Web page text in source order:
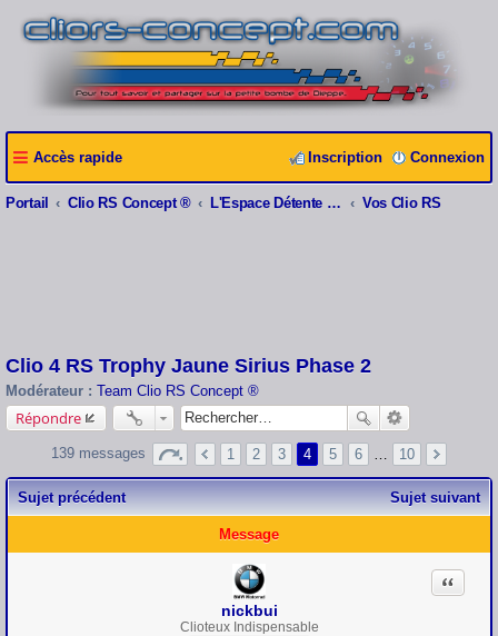
Accès rapide Connexion
Inscription
Portail Clio RS Concept ® L'Espace Détente Clio RS Concept ® Vos Clio RS
Clio 4 RS Trophy Jaune Sirius Phase 2
Modérateur : Team Clio RS Concept ®
Répondre
139 messages 1 2 3 4 5 6 10
Sujet précédent Sujet suivant
Message
nickbui
Clioteux Indispensable
Citation